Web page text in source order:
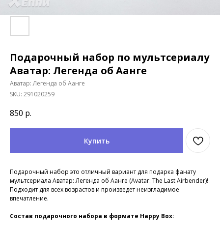
Подарочный набор по мультсериалу
Аватар: Легенда об Аанге
Аватар: Легенда об Аанге
SKU: 291020259
850 р.
Купить
Подарочный набор это отличный вариант для подарка фанату
мультсериала Аватар: Легенда об Аанге (Avatar: The Last Airbender)!
Подходит для всех возрастов и произведет неизгладимое
впечатление.
Состав подарочного набора в формате Happy Box: